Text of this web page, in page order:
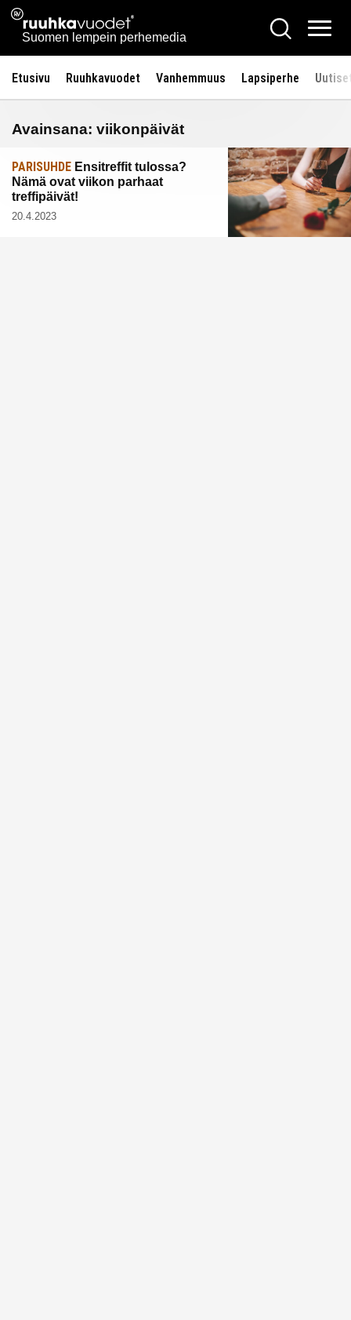
Siirry
sisältöön
Ruuhkavuodet.fi
Suomen lempein perhemedia
Hae
Etusivu Ruuhkavuodet Vanhemmuus Lapsiperhe
Avainsana: viikonpäivät
PARISUHDE Ensitreffit tulossa?
Nämä ovat viikon parhaat
treffipäivät!
20.4.2023